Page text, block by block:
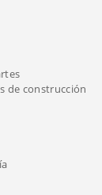
de construcción